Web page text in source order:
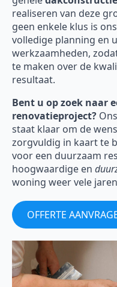
realiseren van deze
geen enkele klus is
volledige planning en
werkzaamheden,
te maken over de
resultaat.
Bent u op zoek naar
renovatieproject?
staat klaar om de
zorgvuldig in kaart te
voor een duurzaam
hoogwaardige en
woning weer vele
OFFERTE